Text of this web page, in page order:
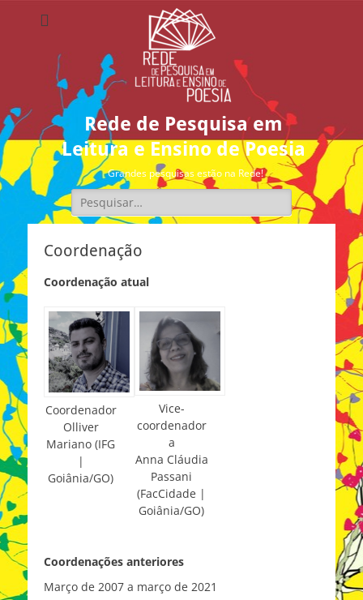
Rede de Pesquisa em
Leitura e Ensino de Poesia
Grandes pesquisas estão na Rede!
Pesquisar
por:
Coordenação
Coordenação atual
Coordenador
Olliver
Mariano (IFG
|
Goiânia/GO)
Vice-
coordenador
a
Anna Cláudia
Passani
(FacCidade |
Goiânia/GO)
Coordenações anteriores
Março de 2007 a março de 2021